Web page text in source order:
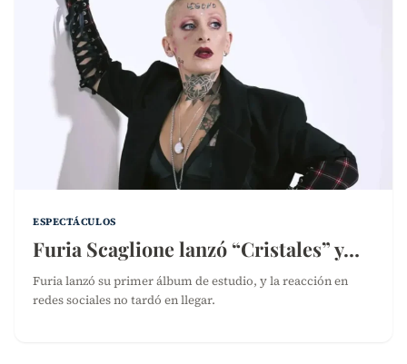
ESPECTÁCULOS
Furia Scaglione lanzó “Cristales” y…
Furia lanzó su primer álbum de estudio, y la reacción en
redes sociales no tardó en llegar.